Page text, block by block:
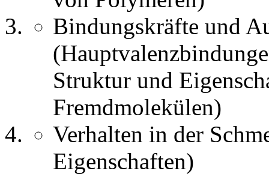
Bindungskräfte und
Struktur und
Fremdmolekülen)
Verhalten in der
Eigenschaften)